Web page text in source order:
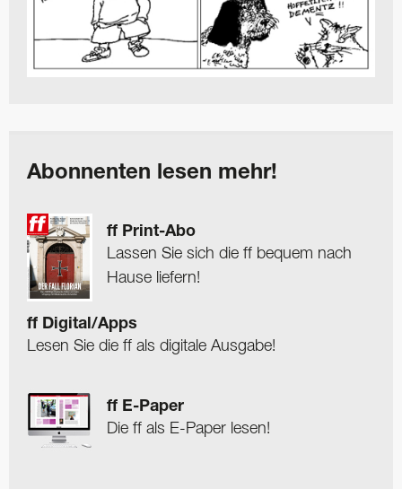
Abonnenten lesen mehr!
ff Print-Abo
Lassen Sie sich die ff bequem nach
Hause liefern!
ff Digital/Apps
Lesen Sie die ff als digitale Ausgabe!
ff E-Paper
Die ff als E-Paper lesen!